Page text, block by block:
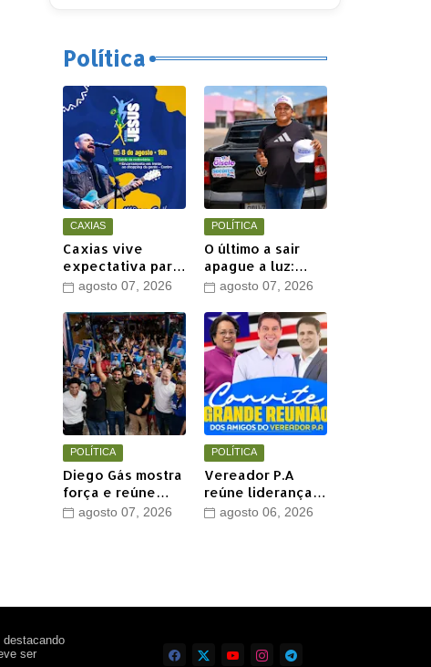
Política
CAXIAS
Caxias vive
expectativa para
a 20ª Marcha para
de Marcus Salles
agosto 07, 2026
POLÍTICA
O último a sair
apague a luz:
Henrique Jr.
aliado em Timon
agosto 07, 2026
POLÍTICA
Diego Gás mostra
força e reúne
multidão para
agosto 07, 2026
POLÍTICA
Vereador P.A
reúne lideranças
e apoiadores em
agosto 06, 2026
ser